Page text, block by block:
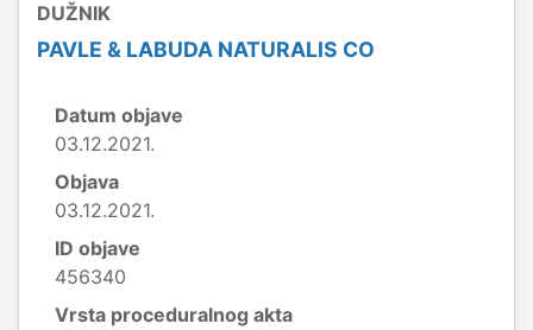
DUŽNIK
PAVLE & LABUDA NATURALIS CO
Datum objave
03.12.2021.
Objava
03.12.2021.
ID objave
456340
Vrsta proceduralnog akta